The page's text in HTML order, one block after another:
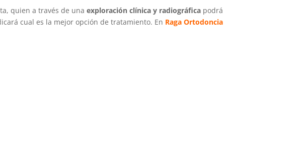
quien a través de unaexploración clínica y radiográfica podrá
cual es la mejor opción de tratamiento. En Raga Ortodoncia